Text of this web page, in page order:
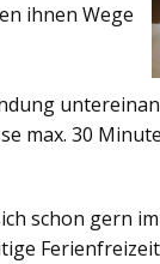
ihnen Wege
max. 30
schon gern